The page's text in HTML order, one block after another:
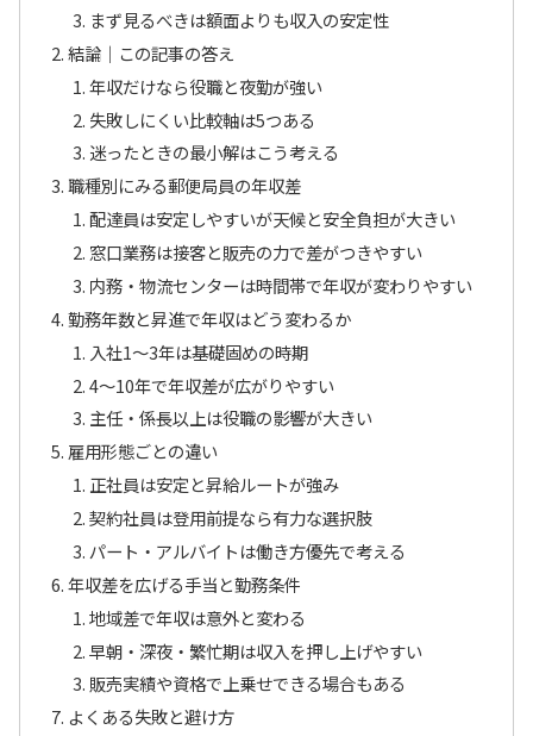
まず見るべきは額面よりも収入の安定性
結論｜この記事の答え
年収だけなら役職と夜勤が強い
失敗しにくい比較軸は5つある
迷ったときの最小解はこう考える
職種別にみる郵便局員の年収差
配達員は安定しやすいが天候と安全負担が大きい
窓口業務は接客と販売の力で差がつきやすい
内務・物流センターは時間帯で年収が変わりやすい
勤務年数と昇進で年収はどう変わるか
入社1〜3年は基礎固めの時期
4〜10年で年収差が広がりやすい
主任・係長以上は役職の影響が大きい
雇用形態ごとの違い
正社員は安定と昇給ルートが強み
契約社員は登用前提なら有力な選択肢
パート・アルバイトは働き方優先で考える
年収差を広げる手当と勤務条件
地域差で年収は意外と変わる
早朝・深夜・繁忙期は収入を押し上げやすい
販売実績や資格で上乗せできる場合もある
よくある失敗と避け方